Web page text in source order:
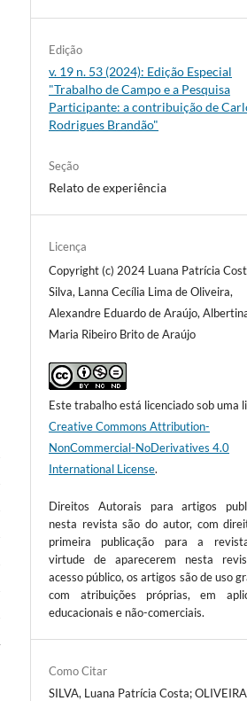
Edição
v. 19 n. 53 (2024): Edição Especial
"Trabalho de Campo e a Pesquisa
Participante: a contribuição de
Rodrigues Brandão"
Seção
Relato de experiência
Licença
Copyright (c) 2024 Luana Patrícia
Silva, Lanna Cecília Lima de Oliveira,
Alexandre Eduardo de Araújo,
Maria Ribeiro Brito de Araújo
Este trabalho está licenciado sob uma
Creative Commons Attribution-
NonCommercial-NoDerivatives 4.0
International License.
Direitos Autorais para artigos
nesta revista são do autor, com
primeira publicação para a
virtude de aparecerem nesta
acesso público, os artigos são de uso
com atribuições próprias, em
educacionais e não-comerciais.
Como Citar
SILVA, Luana Patrícia Costa;